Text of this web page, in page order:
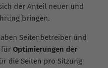
der Anteil neuer und
bringen.
Seitenbetreiber und
für Optimierungen der
die Seiten pro Sitzung